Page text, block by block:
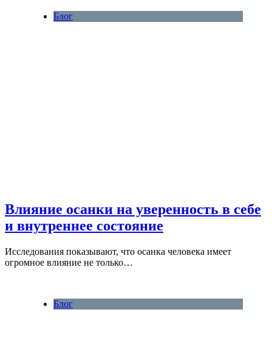
Блог
Влияние осанки на уверенность в себе
и внутреннее состояние
Исследования показывают, что осанка человека имеет
огромное влияние не только…
Блог